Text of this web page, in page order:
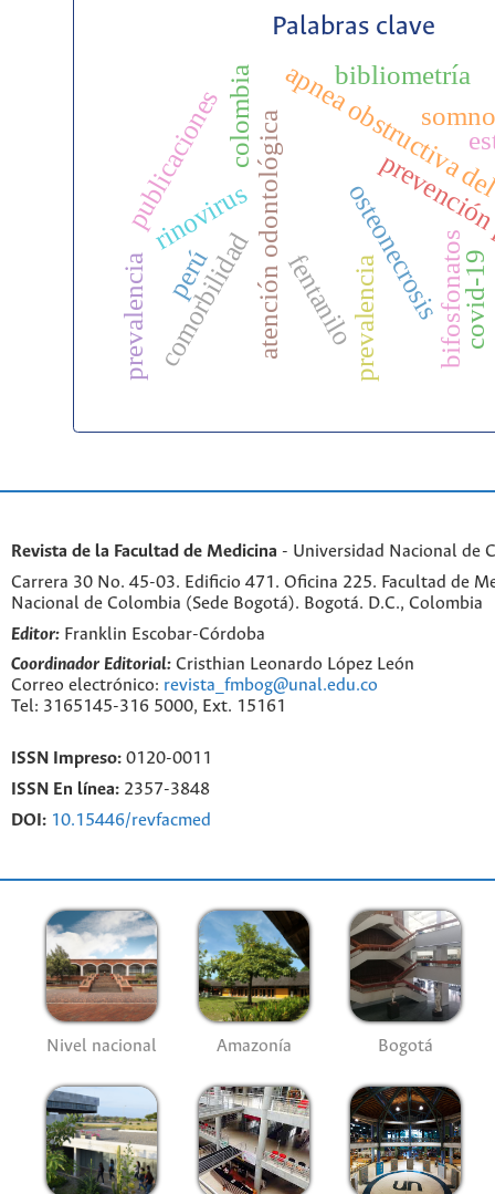
Palabras clave
bifosfonatos
osteonecrosis
atención odontológicaapnea
prevalencia covid-19
rinovirus
comorbilidad
publicacionescolombia bibliometría
perú fentanilo
prevalencia
Revista de la Facultad de Medicina - Universidad Nacional de
Carrera 30 No. 45-03. Edificio 471. Oficina 225. Facultad de
Nacional de Colombia (Sede Bogotá). Bogotá. D.C., Colombia
Editor: Franklin Escobar-Córdoba
Coordinador Editorial: Cristhian Leonardo López León
Correo electrónico: revista_fmbog@unal.edu.co
Tel: 3165145-316 5000, Ext. 15161
ISSN Impreso: 0120-0011
ISSN En línea: 2357-3848
DOI: 10.15446/revfacmed
Nivel nacional Amazonía Bogotá